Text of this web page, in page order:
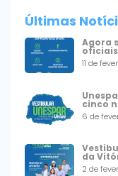
Últimas
Agora
oficiais
11 de
cinco
6 de
da
2 de